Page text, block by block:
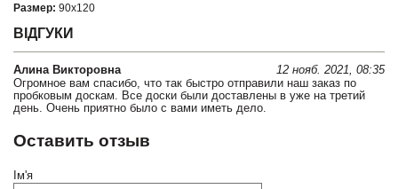
Размер: 90х120
ВІДГУКИ
Алина Викторовна
12 нояб. 2021, 08:35
Огромное вам спасибо, что так быстро отправили наш заказ по
пробковым доскам. Все доски были доставлены в уже на третий
день. Очень приятно было с вами иметь дело.
Оставить отзыв
Ім'я